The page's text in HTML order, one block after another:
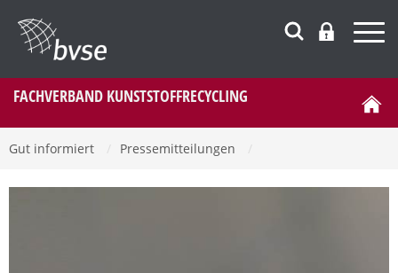
FACHVERBAND KUNSTSTOFFRECYCLING
Gut informiert Pressemitteilungen